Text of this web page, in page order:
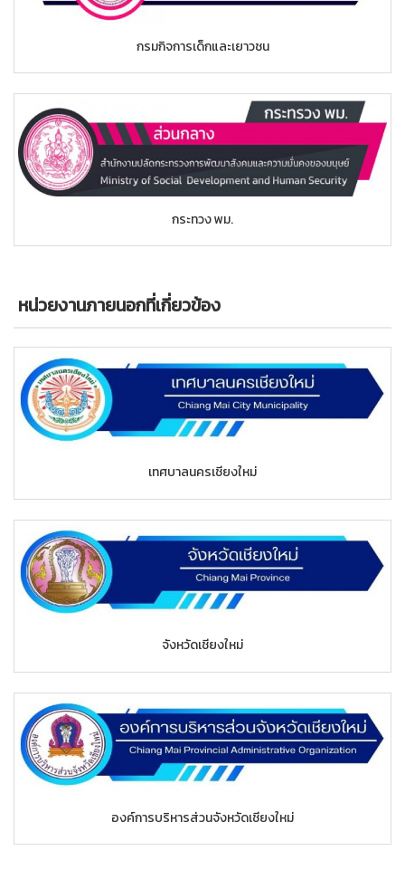
กรมกิจการเด็กและเยาวชน
กระทวง พม.
หน่วยงานภายนอกที่เกี่ยวข้อง
เทศบาลนครเชียงใหม่
จังหวัดเชียงใหม่
องค์การบริหารส่วนจังหวัดเชียงใหม่